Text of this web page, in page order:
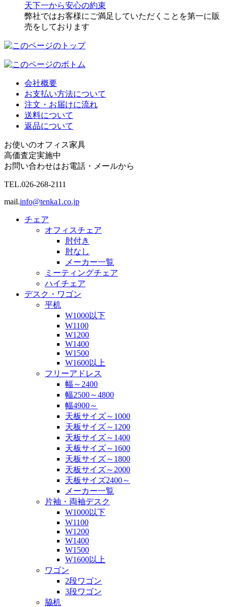
天下一から安心の約束
弊社ではお客様にご満足していただくことを第一に販
売をしております
会社概要
お支払い方法について
注文・お届けに流れ
送料について
返品について
お使いのオフィス家具
高価査定実施中
お問い合わせはお電話・メールから
TEL.026-268-2111
mail.info@tenka1.co.jp
チェア
オフィスチェア
肘付き
肘なし
メーカー一覧
ミーティングチェア
ハイチェア
デスク・ワゴン
平机
W1000以下
W1100
W1200
W1400
W1500
W1600以上
フリーアドレス
幅～2400
幅2500～4800
幅4900～
天板サイズ～1000
天板サイズ～1200
天板サイズ～1400
天板サイズ～1600
天板サイズ～1800
天板サイズ～2000
天板サイズ2400～
メーカー一覧
片袖・両袖デスク
W1000以下
W1100
W1200
W1400
W1500
W1600以上
ワゴン
2段ワゴン
3段ワゴン
脇机